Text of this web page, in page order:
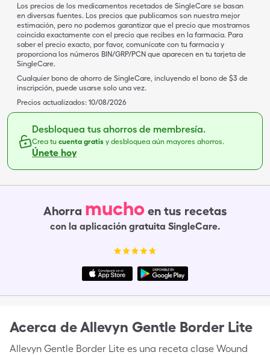
Los precios de los medicamentos recetados de SingleCare se basan
en diversas fuentes. Los precios que publicamos son nuestra mejor
estimación, pero no podemos garantizar que el precio que mostramos
coincida exactamente con el precio que recibes en la farmacia. Para
saber el precio exacto, por favor, comunícate con tu farmacia y
proporciona los números BIN/GRP/PCN que aparecen en tu tarjeta de
SingleCare.
Cualquier bono de ahorro de SingleCare, incluyendo el bono de $3 de
inscripción, puede usarse solo una vez.
Precios actualizados: 10/08/2026
Desbloquea tus ahorros de membresía.
Crea tu cuenta gratis y desbloquea aún mayores ahorros.
Únete hoy
Ahorra mucho en tus recetas
con la aplicación gratuita SingleCare.
Acerca deAllevyn Gentle Border Lite
Allevyn Gentle Border Lite es una receta clase Wound